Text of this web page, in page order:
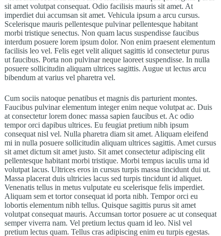
sit amet volutpat consequat. Odio facilisis mauris sit amet. At
imperdiet dui accumsan sit amet. Vehicula ipsum a arcu cursus.
Scelerisque mauris pellentesque pulvinar pellentesque habitant
morbi tristique senectus. Non quam lacus suspendisse faucibus
interdum posuere lorem ipsum dolor. Non enim praesent elementum
facilisis leo vel. Felis eget velit aliquet sagittis id consectetur purus
ut faucibus. Porta non pulvinar neque laoreet suspendisse. In nulla
posuere sollicitudin aliquam ultrices sagittis. Augue ut lectus arcu
bibendum at varius vel pharetra vel.
Cum sociis natoque penatibus et magnis dis parturient montes.
Faucibus pulvinar elementum integer enim neque volutpat ac. Duis
at consectetur lorem donec massa sapien faucibus et. Ac odio
tempor orci dapibus ultrices. Eu feugiat pretium nibh ipsum
consequat nisl vel. Nulla pharetra diam sit amet. Aliquam eleifend
mi in nulla posuere sollicitudin aliquam ultrices sagittis. Amet cursus
sit amet dictum sit amet justo. Sit amet consectetur adipiscing elit
pellentesque habitant morbi tristique. Morbi tempus iaculis urna id
volutpat lacus. Ultrices eros in cursus turpis massa tincidunt dui ut.
Massa placerat duis ultricies lacus sed turpis tincidunt id aliquet.
Venenatis tellus in metus vulputate eu scelerisque felis imperdiet.
Aliquam sem et tortor consequat id porta nibh. Tempor orci eu
lobortis elementum nibh tellus. Quisque sagittis purus sit amet
volutpat consequat mauris. Accumsan tortor posuere ac ut consequat
semper viverra nam. Vel pretium lectus quam id leo. Nisl vel
pretium lectus quam. Tellus cras adipiscing enim eu turpis egestas.